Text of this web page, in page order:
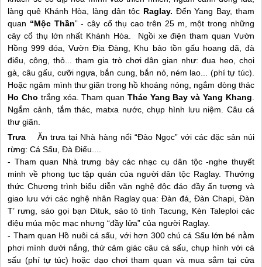
làng quê Khánh Hòa, làng dân tộc Raglay. Đến Yang Bay, tham
quan “Mộc Thần” - cây cổ thụ cao trên 25 m, một trong những
cây cổ thụ lớn nhất Khánh Hòa. Ngồi xe điện tham quan Vườn
Hồng 999 đóa, Vườn Địa Đàng, Khu bảo tồn gấu hoang dã, đà
điểu, công, thỏ... tham gia trò chơi dân gian như: đua heo, chọi
gà, câu gấu, cưỡi ngựa, bắn cung, bắn nỏ, ném lao... (phí tự túc).
Hoặc ngâm mình thư giãn trong hồ khoáng nóng, ngắm dòng thác
Ho Cho trắng xóa. Tham quan Thác Yang Bay và Yang Khang
Ngắm cảnh, tắm thác, matxa nước, chụp hình lưu niệm. Câu cá
thư giãn.
Trưa Ăn trưa tại Nhà hàng nổi “Đảo Ngọc” với các đặc sản núi
rừng: Cá Sấu, Đà Điểu....
- Tham quan Nhà trưng bày các nhạc cụ dân tộc -nghe thuyết
minh về phong tục tập quán của người dân tộc Raglay. Thưởng
thức Chương trình biểu diễn văn nghệ độc đáo đầy ấn tượng và
giao lưu với các nghệ nhân Raglay qua: Đàn đá, Đàn Chapi, Đàn
T’ rưng, sáo gọi bạn Dituk, sáo tỏ tình Tacung, Kèn Taleploi các
điệu múa mộc mạc nhưng “đầy lửa” của người Raglay.
- Tham quan Hồ nuôi cá sấu, với hơn 300 chú cá Sấu lớn bé nằm
phơi mình dưới nắng, thử cảm giác câu cá sấu, chụp hình với cá
sấu (phí tự túc) hoặc dạo chơi tham quan và mua sắm tại cửa